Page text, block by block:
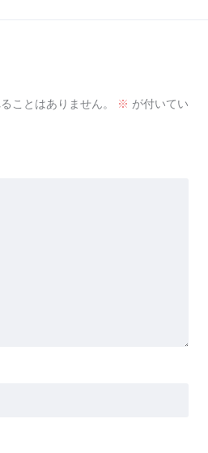
ことはありません。 ※ が付いてい